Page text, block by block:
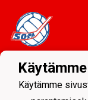
Käytämme